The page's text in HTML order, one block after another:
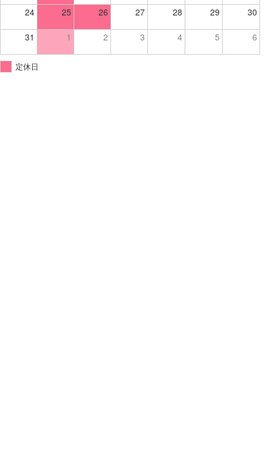
24 25 26 27 28 29 30
31 1 2 3 4 5 6
定休日